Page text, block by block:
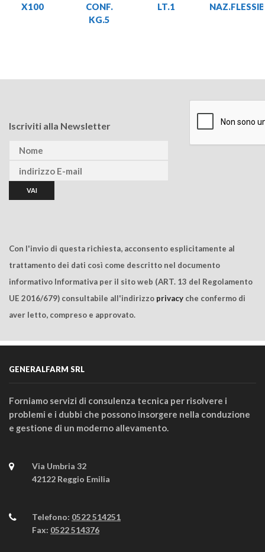
X100
CONF.
KG.5
LT.1
Iscriviti alla Newsletter
Con l'invio di questa richiesta, acconsento esplicitamente al
trattamento dei dati così come descritto nel documento
informativo Informativa per il sito web (ART. 13 del Regolamento
UE 2016/679) consultabile all'indirizzo privacy che confermo di
aver letto, compreso e approvato.
GENERALFARM SRL
Forniamo servizi di consulenza tecnica per risolvere i
problemi e i dubbi che possono insorgere nella conduzione
e gestione di un moderno allevamento.
Via Umbria 32
42122 Reggio Emilia
Telefono: 0522 514251
Fax: 0522 514376